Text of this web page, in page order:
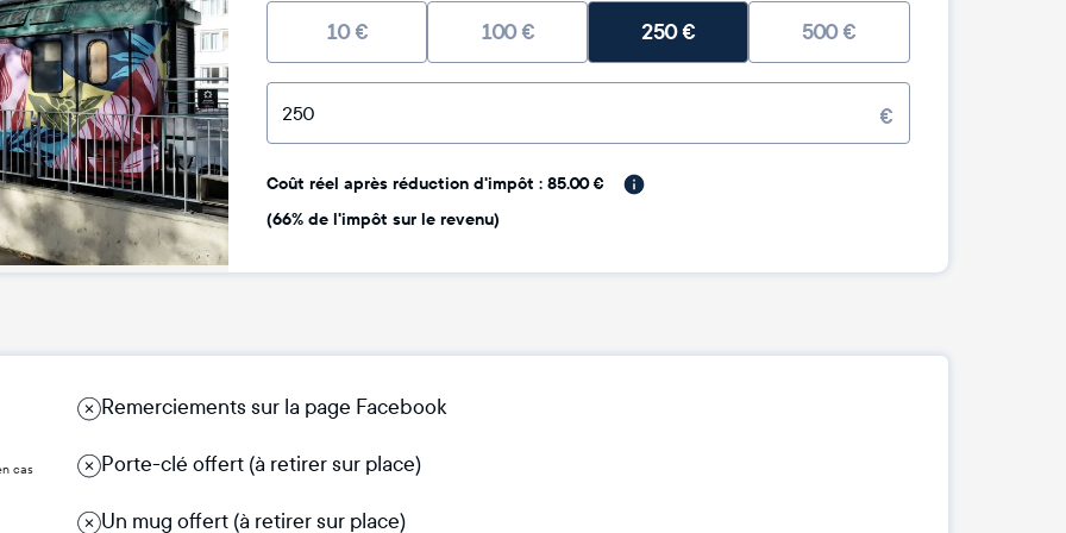
10€ 100€ 250€ 500€
€
Coût réel après réduction d'impôt : 85.00 €
(66% de l'impôt sur le revenu)
cas
Remerciements sur la page Facebook
Porte-clé offert (à retirer sur place)
Un mug offert (à retirer sur place)